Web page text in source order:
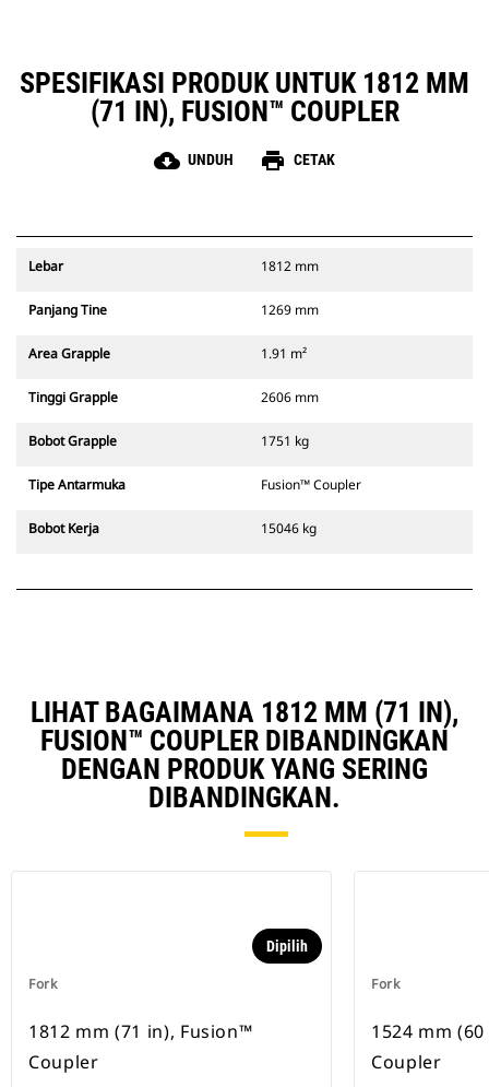
SPESIFIKASI PRODUK UNTUK 1812 MM
(71 IN), FUSION™ COUPLER
cloud_download UNDUH print CETAK
Lebar 1812 mm
Panjang Tine 1269 mm
Area Grapple 1.91 m²
Tinggi Grapple 2606 mm
Bobot Grapple 1751 kg
Tipe Antarmuka Fusion™ Coupler
Bobot Kerja 15046 kg
LIHAT BAGAIMANA 1812 MM (71 IN),
FUSION™ COUPLER DIBANDINGKAN
DENGAN PRODUK YANG SERING
DIBANDINGKAN.
Fork
Dipilih
1812 mm (71 in), Fusion™
Coupler
Fork
1524 mm
Coupler